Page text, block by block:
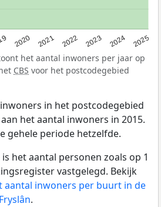
2020 2021 2022 2023 2024 2025
het aantal inwoners per jaar op
CBS voor het postcodegebied
in het postcodegebied
het aantal inwoners in 2015.
gehele periode hetzelfde.
het aantal personen zoals op 1
vastgelegd. Bekijk
aantal inwoners per buurt in de
.